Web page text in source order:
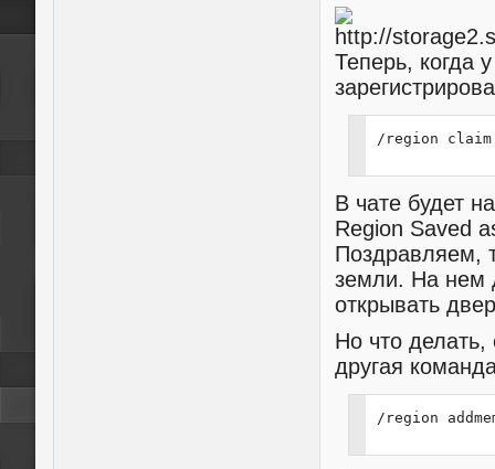
Теперь, когда
/region claim
В чате будет
Region Saved
Поздравляем,
земли. На нем
открывать
Но что
другая
/region